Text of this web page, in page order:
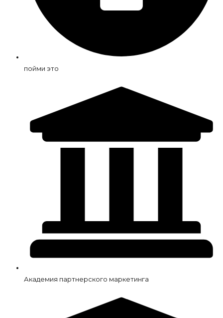
пойми это
Академия партнерского маркетинга